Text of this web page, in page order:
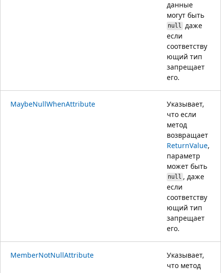
данные
могут быть
null даже
если
соответству
ющий тип
запрещает
его.
MaybeNullWhenAttribute
Указывает,
что если
метод
возвращает
ReturnValue,
параметр
может быть
null , даже
если
соответству
ющий тип
запрещает
его.
MemberNotNullAttribute
Указывает,
что метод